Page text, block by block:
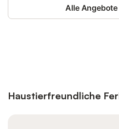
Alle
Haustierfreundliche